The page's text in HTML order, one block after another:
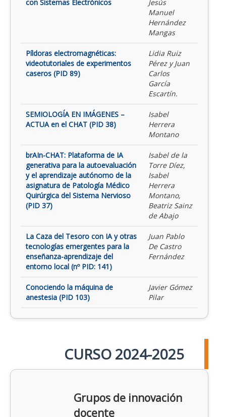
con Sistemas Electrónicos
Jesús
Manuel
Hernández
Mangas
Píldoras electromagnéticas:
videotutoriales de experimentos
caseros (PID 89)
Lidia Ruiz
Pérez y Juan
Carlos
García
Escartín.
SEMIOLOGÍA EN IMÁGENES –
ACTUA en el CHAT (PID 38)
Isabel
Herrera
Montano
brAIn-CHAT: Plataforma de IA
generativa para la autoevaluación
y el aprendizaje autónomo de la
asignatura de Patología Médico
Quirúrgica del Sistema Nervioso
(PID 37)
Isabel de la
Torre Díez,
Isabel
Herrera
Montano,
Beatriz Sainz
de Abajo
La Caza del Tesoro con IA y otras
tecnologías emergentes para la
enseñanza-aprendizaje del
entorno local (nº PID: 141)
Juan Pablo
De Castro
Fernández
Conociendo la máquina de
anestesia (PID 103)
Javier Gómez
Pilar
CURSO 2024-2025
Grupos de innovación
docente